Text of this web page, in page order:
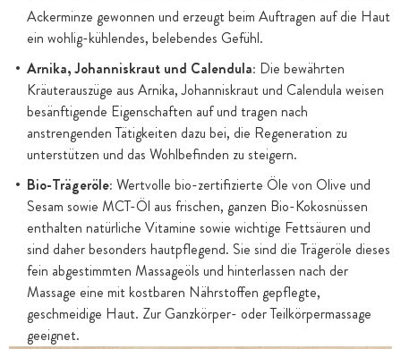
Ackerminze gewonnen und erzeugt beim Auftragen auf die Haut
ein wohlig-kühlendes, belebendes Gefühl.
Arnika, Johanniskraut und Calendula: Die bewährten
Kräuterauszüge aus Arnika, Johanniskraut und Calendula weisen
besänftigende Eigenschaften auf und tragen nach
anstrengenden Tätigkeiten dazu bei, die Regeneration zu
unterstützen und das Wohlbefinden zu steigern.
Bio-Trägeröle: Wertvolle bio-zertifizierte Öle von Olive und
Sesam sowie MCT-Öl aus frischen, ganzen Bio-Kokosnüssen
enthalten natürliche Vitamine sowie wichtige Fettsäuren und
sind daher besonders hautpflegend. Sie sind die Trägeröle dieses
fein abgestimmten Massageöls und hinterlassen nach der
Massage eine mit kostbaren Nährstoffen gepflegte,
geschmeidige Haut. Zur Ganzkörper- oder Teilkörpermassage
geeignet.